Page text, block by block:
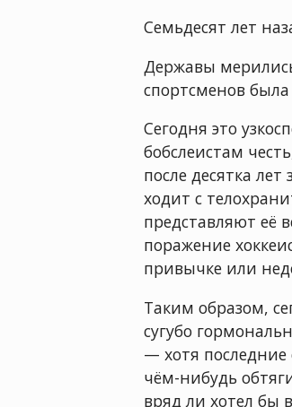
Семьдесят лет
Державы
спортсменов
Сегодня это
бобслеистам
после десятка
ходит с
представляют её
поражение
привычке или
Таким образом,
сугубо
— хотя
чём-нибудь
вряд ли хотел бы